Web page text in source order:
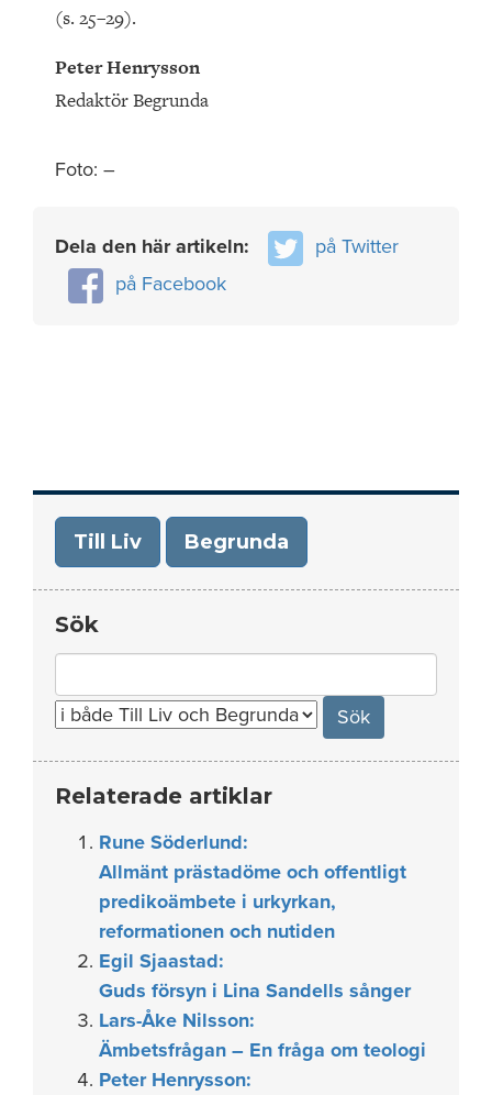
(s. 25–29).
Peter Henrysson
Redaktör Begrunda
Foto: –
Dela den här artikeln:
på Twitter
på Facebook
Till Liv Begrunda
Sök
for:
Relaterade artiklar
Rune Söderlund:
Allmänt prästadöme och offentligt
predikoämbete i urkyrkan,
reformationen och nutiden
Egil Sjaastad:
Guds försyn i Lina Sandells sånger
Lars-Åke Nilsson:
Ämbetsfrågan – En fråga om teologi
Peter Henrysson: